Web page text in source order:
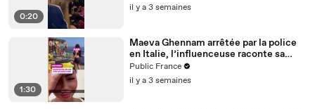
0:20
il y a 3 semaines
1:30
Maeva Ghennam arrêtée par la police
en Italie, l’influenceuse raconte sa
mésaventure
Public France
il y a 3 semaines